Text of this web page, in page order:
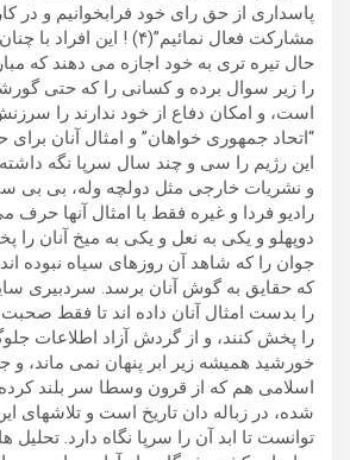
پاسداری از حق رای خود فرابخوانیم و در
مشارکت فعال نمائیم”(۴) ! این
حال تیره تری به خود اجازه می دهند که
را زیر سوال برده و کسانی را که حتی
است، و امکان دفاع از خود ندارند را
“اتحاد جمهوری خواهان” و امثال آنان
این رژیم را سی و چند سال سرپا نگه
و نشریات خارجی مثل دولچه وله، بی بی
رادیو فردا و غیره فقط با امثال آنها حرف
دوپهلو و یکی به نعل و یکی به میخ آنان را
جوان را که شاهد آن روزهای سیاه نبوده اند
که حقایق به گوش آنان برسد. سردبیری
را بدست امثال آنان داده اند تا فقط
را پخش کنند، و از گردش آزاد اطلاعات
خورشید همیشه زیر ابر پنهان نمی ماند،
اسلامی هم که از قرون وسطا سر بلند
شده، در زباله دان تاریخ است و تلاشهای
توانست تا ابد آن را سرپا نگاه دارد. تحلیل